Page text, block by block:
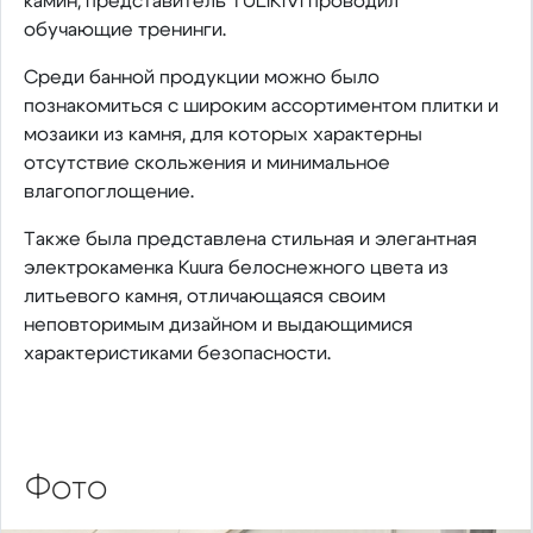
обучающие тренинги.
Среди банной продукции можно было
познакомиться с широким ассортиментом плитки и
мозаики из камня, для которых характерны
отсутствие скольжения и минимальное
влагопоглощение.
Также была представлена стильная и элегантная
электрокаменка Kuura белоснежного цвета из
литьевого камня, отличающаяся своим
неповторимым дизайном и выдающимися
характеристиками безопасности.
Фото